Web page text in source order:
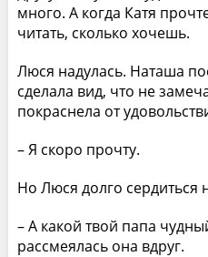
много. А когда Катя
читать, сколько хочешь.
Люся надулась. Наташа
сделала вид, что не
покраснела от
– Я скоро прочту.
Но Люся долго сердиться
– А какой твой папа
рассмеялась она вдруг.